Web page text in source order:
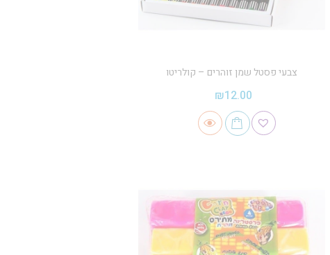
צבעי פסטל שמן זוהרים – קולריטו
₪12.00